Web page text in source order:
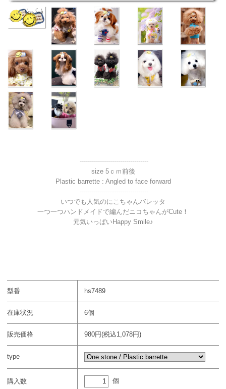
----------------------------------
size 5ｃｍ前後
Plastic barrette : Angled to face forward
----------------------------------
いつでも人気のにこちゃんバレッタ
一つ一つハンドメイドで編んだニコちゃんがCute！
元気いっぱいHappy Smile♪
型番 hs7489
在庫状況 6個
販売価格 980円(税込1,078円)
type
購入数 個